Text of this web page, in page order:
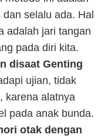
selalu ada. Hal
adalah jari tangan
pada diri kita.
disaat Genting
ujian, tidak
karena alatnya
pada anak bunda.
otak dengan